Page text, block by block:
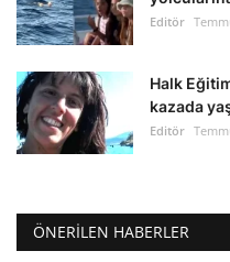
Editör
Halk
kazada
Editör
ÖNERILEN HABERLER